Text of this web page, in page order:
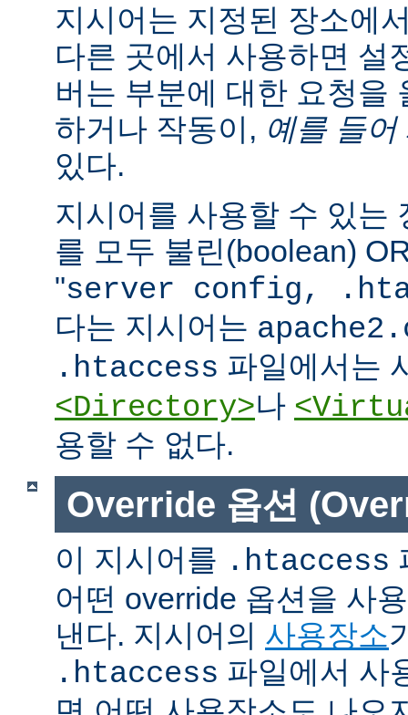
지시어는 지정된 장소에
다른 곳에서 사용하면 설
버는 부분에 대한 요청을
하거나 작동이, 예를 들어
있다.
지시어를 사용할 수 있는
를 모두 불린(boolean)
"server config,
다는 지시어는
.htaccess 파일에서는
<Directory>나
용할 수 없다.
Override 옵션
이 지시어를 .htaccess
어떤 override 옵션을 사
낸다. 지시어의 사용장소
.htaccess 파일에서 사